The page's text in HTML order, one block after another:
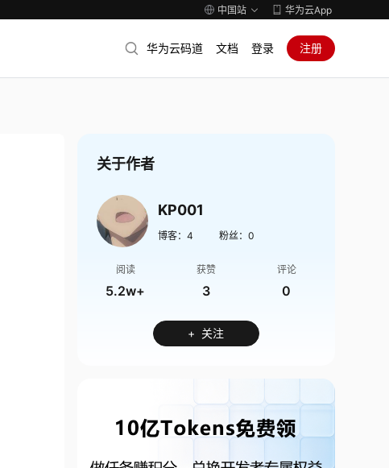
中国站 华为云App
华为云码道 文档 登录 注册
关于作者
KP001
博客： 4 粉丝： 0
阅读
5.2w+
获赞
3
评论
0
+ 关注